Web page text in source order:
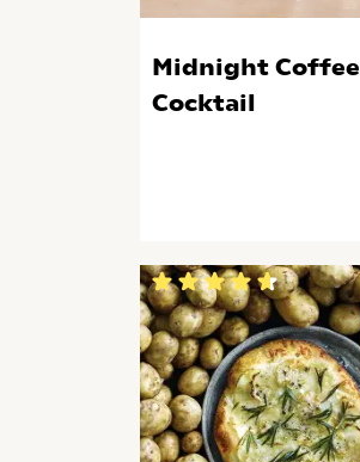
Midnight Coffee
Cocktail